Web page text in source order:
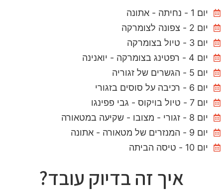
יום 1 - נחיתה - אתונה
יום 2 - צפונה לצומרקה
יום 3 - טיול בצומרקה
יום 4 - רפטינג בצומרקה - יואנינה
יום 5 - הגשרים של זגוריה
יום 6 - רכיבה על סוסים בזגורי
יום 7 - טיול בויקוס - גבי פפינגו
יום 8 - זגורי - מצובו - שקיעה במטאורה
יום 9 - המנזרים של מטאורה - אתונה
יום 10 - טיסה הביתה
איך זה בדיוק עובד?